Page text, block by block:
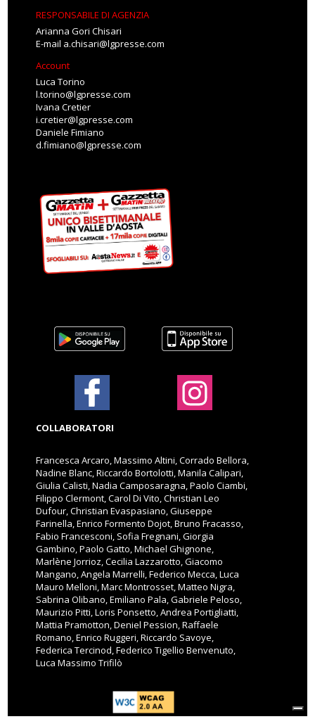
RESPONSABILE DI AGENZIA
Arianna Gori Chisari
E-mail a.chisari@lgpresse.com
Account
Luca Torino
l.torino@lgpresse.com
Ivana Cretier
i.cretier@lgpresse.com
Daniele Fimiano
d.fimiano@lgpresse.com
COLLABORATORI
Francesca Arcaro, Massimo Altini, Corrado Bellora,
Nadine Blanc, Riccardo Bortolotti, Manila Calipari,
Giulia Calisti, Nadia Camposaragna, Paolo Ciambi,
Filippo Clermont, Carol Di Vito, Christian Leo
Dufour, Christian Evaspasiano, Giuseppe
Farinella, Enrico Formento Dojot, Bruno Fracasso,
Fabio Francesconi, Sofia Fregnani, Giorgia
Gambino, Paolo Gatto, Michael Ghignone,
Marlène Jorrioz, Cecilia Lazzarotto, Giacomo
Mangano, Angela Marrelli, Federico Mecca, Luca
Mauro Melloni, Marc Montrosset, Matteo Nigra,
Sabrina Olibano, Emiliano Pala, Gabriele Peloso,
Maurizio Pitti, Loris Ponsetto, Andrea Portigliatti,
Mattia Pramotton, Deniel Pession, Raffaele
Romano, Enrico Ruggeri, Riccardo Savoye,
Federica Tercinod, Federico Tigellio Benvenuto,
Luca Massimo Trifilò